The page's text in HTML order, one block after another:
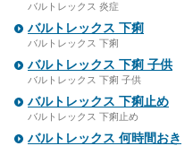
バルトレックス 炎症
バルトレックス 下痢
バルトレックス 下痢
バルトレックス 下痢 子供
バルトレックス 下痢 子供
バルトレックス 下痢止め
バルトレックス 下痢止め
バルトレックス 何時間おき